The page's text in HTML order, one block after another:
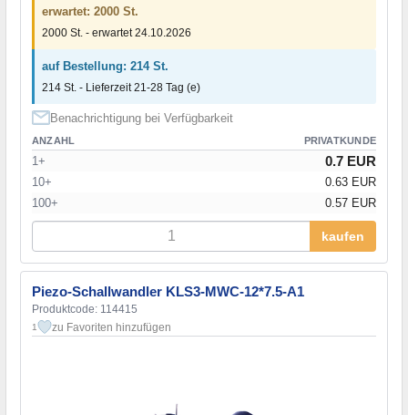
erwartet: 2000 St.
2000 St. - erwartet 24.10.2026
auf Bestellung: 214 St.
214 St. - Lieferzeit 21-28 Tag (e)
Benachrichtigung bei Verfügbarkeit
ANZAHL PRIVATKUNDE
1+ 0.7 EUR
10+
0.63 EUR
100+
0.57 EUR
kaufen
Piezo-Schallwandler KLS3-MWC-12*7.5-A1
Produktcode: 114415
1 zu Favoriten hinzufügen